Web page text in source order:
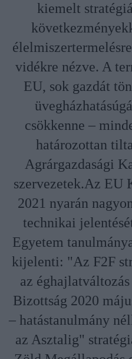
kiemelt
vidékre nézve. A
EU, sok gazdát
csökkenne –
határozottan
Agrárgazdasági
szervezetek.Az EU
2021 nyarán
technikai
Egyetem
kijelenti: "Az F2F
az
Bizottság 2020
– hatástanulmány
az Asztalig"